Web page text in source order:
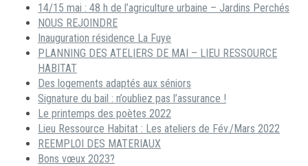
14/15 mai : 48 h de l’agriculture urbaine – Jardins Perchés
NOUS REJOINDRE
Inauguration résidence La Fuye
PLANNING DES ATELIERS DE MAI – LIEU RESSOURCE
HABITAT
Des logements adaptés aux séniors
Signature du bail : n’oubliez pas l’assurance !
Le printemps des poètes 2022
Lieu Ressource Habitat : Les ateliers de Fév./Mars 2022
REEMPLOI DES MATERIAUX
Bons vœux 2023?